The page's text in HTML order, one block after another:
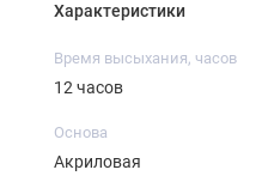
Характеристики
Время высыхания, часов
12 часов
Основа
Акриловая